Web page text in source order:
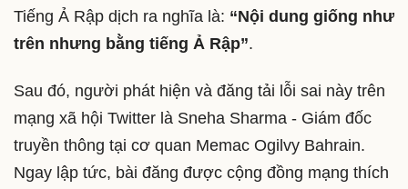
Tiếng Ả Rập dịch ra nghĩa là: “Nội dung giống như
trên nhưng bằng tiếng Ả Rập”.
Sau đó, người phát hiện và đăng tải lỗi sai này trên
mạng xã hội Twitter là Sneha Sharma - Giám đốc
truyền thông tại cơ quan Memac Ogilvy Bahrain.
Ngay lập tức, bài đăng được cộng đồng mạng thích